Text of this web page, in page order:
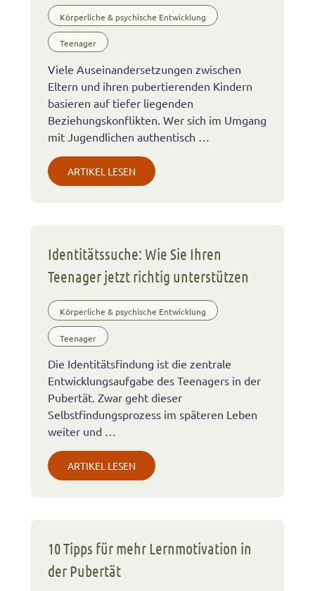
Körperliche & psychische Entwicklung
Teenager
Viele Auseinandersetzungen zwischen
Eltern und ihren pubertierenden Kindern
basieren auf tiefer liegenden
Beziehungskonflikten. Wer sich im Umgang
mit Jugendlichen authentisch …
ARTIKEL LESEN
Identitätssuche: Wie Sie Ihren
Teenager jetzt richtig unterstützen
Körperliche & psychische Entwicklung
Teenager
Die Identitätsfindung ist die zentrale
Entwicklungsaufgabe des Teenagers in der
Pubertät. Zwar geht dieser
Selbstfindungsprozess im späteren Leben
weiter und …
ARTIKEL LESEN
10 Tipps für mehr Lernmotivation in
der Pubertät